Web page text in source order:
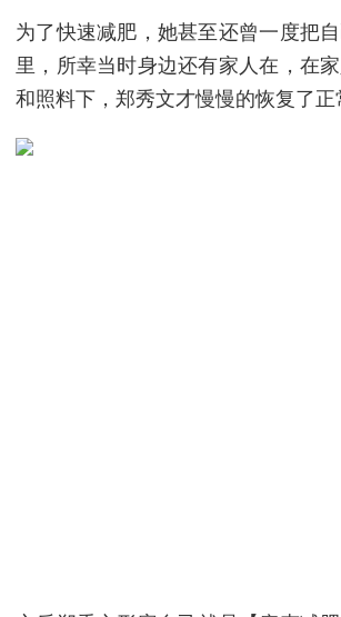
为了快速减肥，她甚至还曾一度把
里，所幸当时身边还有家人在，在
和照料下，郑秀文才慢慢的恢复了正